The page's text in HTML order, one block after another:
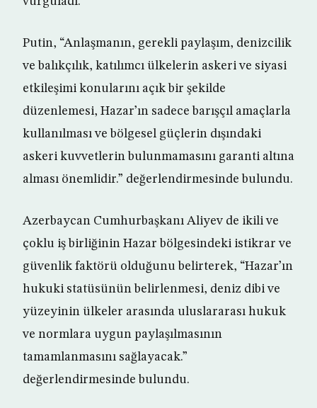
Putin, “Anlaşmanın, gerekli paylaşım, denizcilik
ve balıkçılık, katılımcı ülkelerin askeri ve siyasi
etkileşimi konularını açık bir şekilde
düzenlemesi, Hazar’ın sadece barışçıl amaçlarla
kullanılması ve bölgesel güçlerin dışındaki
askeri kuvvetlerin bulunmamasını garanti altına
alması önemlidir.” değerlendirmesinde bulundu.
Azerbaycan Cumhurbaşkanı Aliyev de ikili ve
çoklu iş birliğinin Hazar bölgesindeki istikrar ve
güvenlik faktörü olduğunu belirterek, “Hazar’ın
hukuki statüsünün belirlenmesi, deniz dibi ve
yüzeyinin ülkeler arasında uluslararası hukuk
ve normlara uygun paylaşılmasının
tamamlanmasını sağlayacak.”
değerlendirmesinde bulundu.